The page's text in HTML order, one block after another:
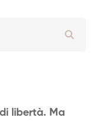
libertà. Ma